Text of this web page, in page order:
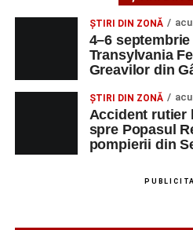
Urmărește-ne
Ultimele știri din Sebeș
4–6 septembrie 2026:
Fest, la Cetatea
Accident rutier la ieșirea
Regelui. Intervin pompierii
Biciclist de 70 de ani,
ȘTIRI DIN ZONĂ
4–6
Transylvania
Greavilor din
ȘTIRI DIN ZONĂ
Accident rutier
spre Popasul
pompierii din